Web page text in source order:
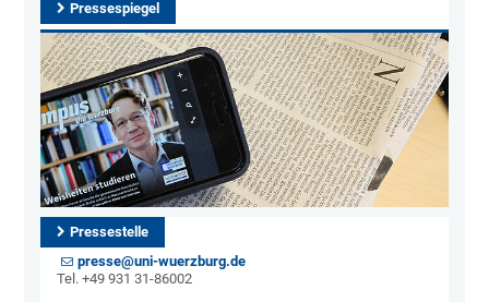
Pressespiegel
Pressestelle
presse@uni-wuerzburg.de
Tel. +49 931 31-86002